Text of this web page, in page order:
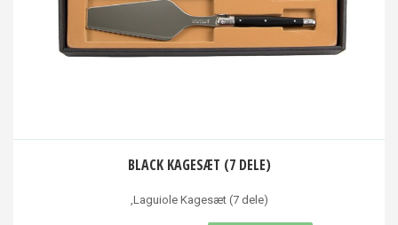
BLACK KAGESÆT (7 DELE)
,Laguiole Kagesæt (7 dele)